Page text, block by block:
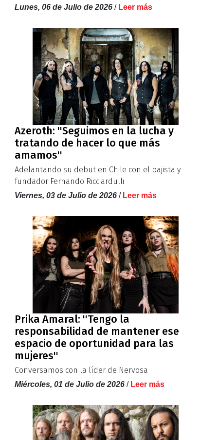
Lunes, 06 de Julio de 2026 / Leer más
Azeroth: ''Seguimos en la lucha y
tratando de hacer lo que más
amamos''
Adelantando su debut en Chile con el bajista y
fundador Fernando Ricciardulli
Viernes, 03 de Julio de 2026 / Leer más
Prika Amaral: ''Tengo la
responsabilidad de mantener ese
espacio de oportunidad para las
mujeres''
Conversamos con la líder de Nervosa
Miércoles, 01 de Julio de 2026 / Leer más